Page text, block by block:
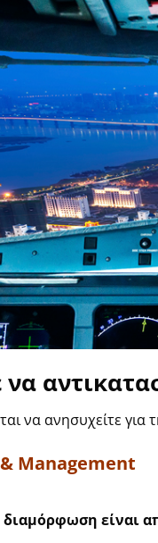
να ανησυχείτε για
Management
είναι